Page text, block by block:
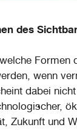
des
Formen
wenn
dabei
Zukunft und